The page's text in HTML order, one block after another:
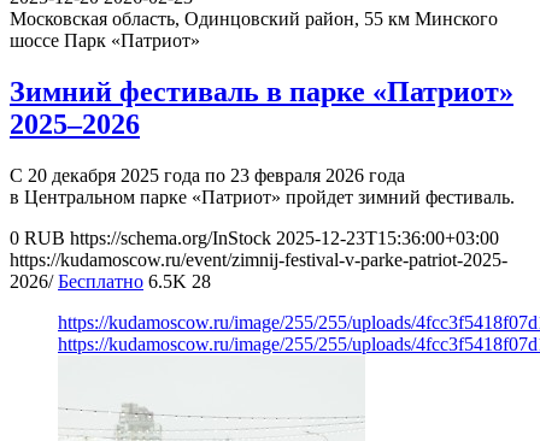
Московская область, Одинцовский район, 55 км Минского
шоссе Парк «Патриот»
Зимний фестиваль в парке «Патриот»
2025–2026
С 20 декабря 2025 года по 23 февраля 2026 года
в Центральном парке «Патриот» пройдет зимний фестиваль.
0 RUB https://schema.org/InStock 2025-12-23T15:36:00+03:00
https://kudamoscow.ru/event/zimnij-festival-v-parke-patriot-2025-
2026/ Бесплатно 6.5K 28
https://kudamoscow.ru/image/255/255/uploads/
https://kudamoscow.ru/image/255/255/uploads/